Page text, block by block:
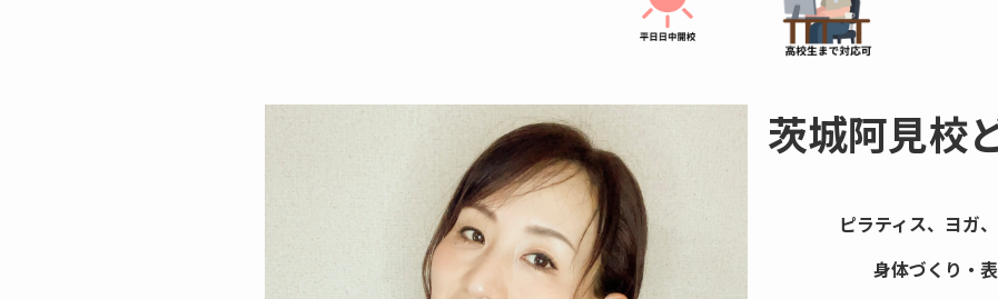
茨城阿見校
ピラティス、ヨガ
身体づくり・